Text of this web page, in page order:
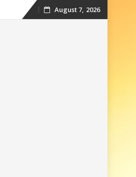
Skip
August 7, 2026